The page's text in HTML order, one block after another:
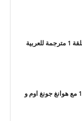
برنامج Running Man حلقة 1 مع هوانغ جونغ اوم و